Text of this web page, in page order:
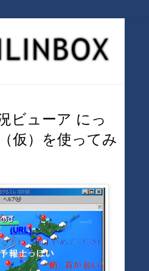
ビューア にっ
仮）を使ってみ